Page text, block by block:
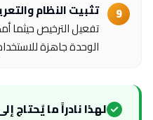
تثبيت النظام
تفعيل الترخيص حيثما
الوحدة جاهزة
لهذا نادراً ما يُحتاج